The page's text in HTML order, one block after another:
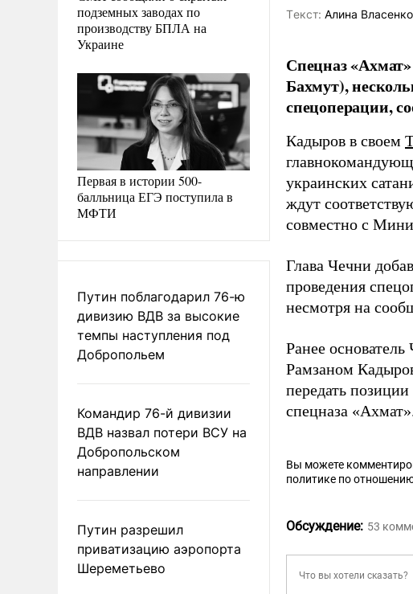
подземных заводах по
производству БПЛА на
Украине
Первая в истории 500-
балльница ЕГЭ поступила в
МФТИ
Путин поблагодарил 76-ю
дивизию ВДВ за высокие
темпы наступления под
Добропольем
Командир 76-й дивизии
ВДВ назвал потери ВСУ на
Добропольском
направлении
Путин разрешил
приватизацию аэропорта
Шереметьево
Tекст: Алина Власенко
Спецназ
Бахмут),
спецоперации,
Кадыров в своем
украинских
ждут
совместно с
Глава Чечни
проведения
несмотря на
Ранее
Рамзаном
передать
спецназа
Вы можете
политике по
Обсуждение: 53